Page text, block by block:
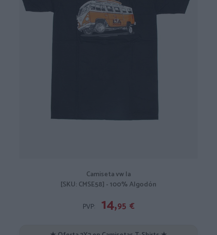
Camiseta vw la
[SKU: CMSE58] - 100% Algodón
PVP:
14,95 €